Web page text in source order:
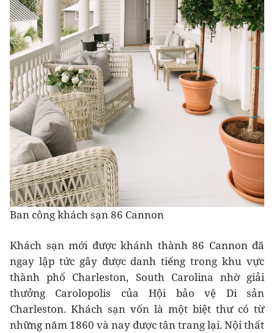
Ban công khách sạn 86 Cannon
Khách sạn mới được khánh thành 86 Cannon đã
ngay lập tức gây được danh tiếng trong khu vực
thành phố Charleston, South Carolina nhờ giải
thưởng Carolopolis của Hội bảo vệ Di sản
Charleston. Khách sạn vốn là một biệt thư có từ
những năm 1860 và nay được tân trang lại. Nội thất